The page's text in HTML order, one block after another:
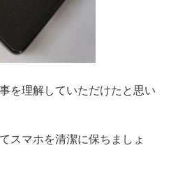
を理解していただけたと思い
スマホを清潔に保ちましょ